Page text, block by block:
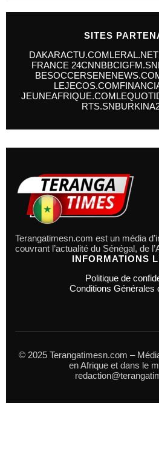
SITES
DAKARACTU.COMLERAL.NET
FRANCE 24CNNBBCIGFM.SN
BESOCCER
LEJECOS.COM
JEUNEAFRIQUE.COM
RTS.SN
Terangatimesn.com est un média
couvrant l’actualité du Sénégal, de
INFORMATIONS
Politique de
Conditions Générales
© 2025 Terangatimesn.com –
en Afrique et dans le